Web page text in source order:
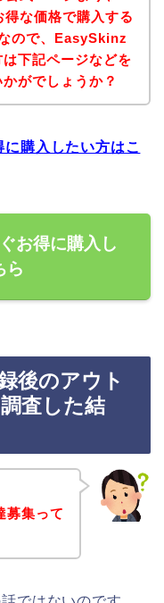
な価格で購入する
ので、EasySkinz
下記ページなどを
がでしょうか？
購入したい方はこ
お得に購入し
ら
後のアウト
査した結
募集って